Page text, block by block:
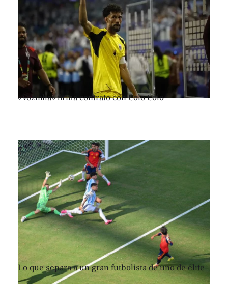
«Vozinha» firma contrato con Colo Colo
Lo que separa a un gran futbolista de uno de élite